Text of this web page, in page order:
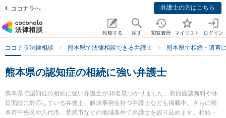
ココナラへ 弁護士の方はこちら
投稿する 探す 閲覧履歴 マイリスト ログイン
ココナラ法律相談 熊本県で法律相談できる弁護士 熊本県で相続・遺言
熊本県の認知症の相続に強い弁護士
熊本県で認知症の相続に強い弁護士が38名見つかりました。初回面談無料や休
日面談に対応している弁護士、解決事例を持つ弁護士なども掲載中。さらに熊
本市中央区や八代市、荒尾市などの地域条件で弁護士を絞り込めます。相続・